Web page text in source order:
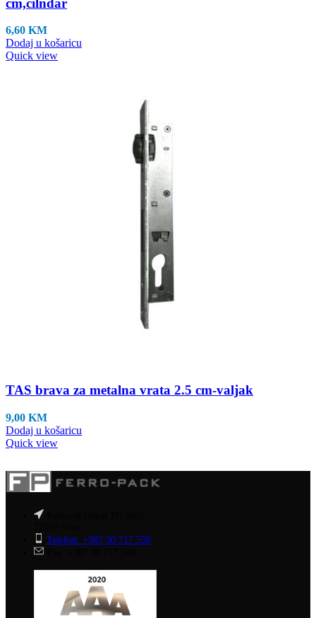
6,60 KM
Dodaj u košaricu
Quick view
TAS brava za metalna vrata 2.5 cm-valjak
9,00 KM
Dodaj u košaricu
Quick view
Telefon: +387 30 717 550